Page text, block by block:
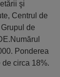
şi
Centrul de
de
Ponderea
circa 18%.